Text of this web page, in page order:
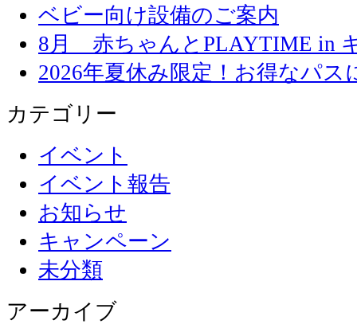
ベビー向け設備のご案内
8月 赤ちゃんとPLAYTIME in
2026年夏休み限定！お得なパス
カテゴリー
イベント
イベント報告
お知らせ
キャンペーン
未分類
アーカイブ